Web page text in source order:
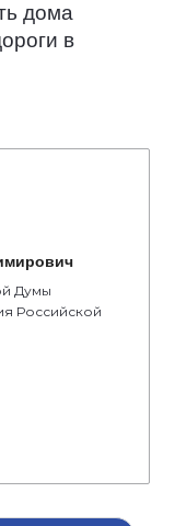
дома
в
Думы
Российской